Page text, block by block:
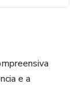
e a